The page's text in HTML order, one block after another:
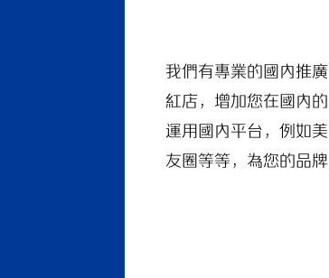
我們有專業的國內推
紅店，增加您在國內
運用國內平台，例如
友圈等等，為您的品